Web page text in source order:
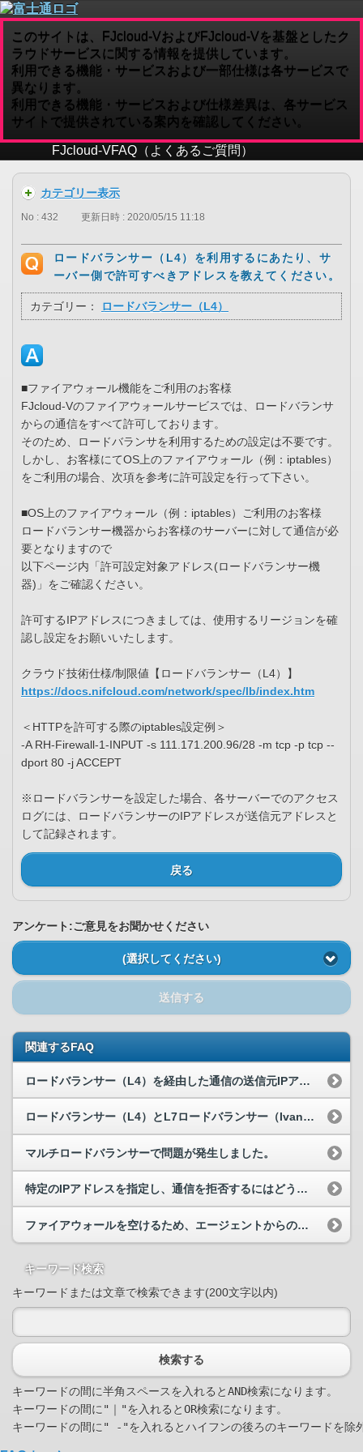
このサイトは、FJcloud-VおよびFJcloud-Vを基盤としたク
ラウドサービスに関する情報を提供しています。
利用できる機能・サービスおよび一部仕様は各サービスで
異なります。
利用できる機能・サービスおよび仕様差異は、各サービス
サイトで提供されている案内を確認してください。
FJcloud-VFAQ（よくあるご質問）
カテゴリー表示
No : 432 更新日時 : 2020/05/15 11:18
ロードバランサー（L4）を利用するにあたり、サ
ーバー側で許可すべきアドレスを教えてください。
カテゴリー： ロードバランサー（L4）
■ファイアウォール機能をご利用のお客様
FJcloud-Vのファイアウォールサービスでは、ロードバランサ
からの通信をすべて許可しております。
そのため、ロードバランサを利用するための設定は不要です。
しかし、お客様にてOS上のファイアウォール（例：iptables）
をご利用の場合、次項を参考に許可設定を行って下さい。
■OS上のファイアウォール（例：iptables）ご利用のお客様
ロードバランサー機器からお客様のサーバーに対して通信が必
要となりますので
以下ページ内「許可設定対象アドレス(ロードバランサー機
器)」をご確認ください。
許可するIPアドレスにつきましては、使用するリージョンを確
認し設定をお願いいたします。
クラウド技術仕様/制限値【ロードバランサー（L4）】
https://docs.nifcloud.com/network/spec/lb/index.htm
＜HTTPを許可する際のiptables設定例＞
-A RH-Firewall-1-INPUT -s 111.171.200.96/28 -m tcp -p tcp --
dport 80 -j ACCEPT
※ロードバランサーを設定した場合、各サーバーでのアクセス
ログには、ロードバランサーのIPアドレスが送信元アドレスと
して記録されます。
戻る
アンケート:ご意見をお聞かせください
(選択してください)
送信する
関連するFAQ
ロードバランサー（L4）を経由した通信の送信元IPアドレスはどうなるか。
ロードバランサー（L4）とL7ロードバランサー（Ivanti Virtual Traffic Manager）の違いを教えてください
マルチロードバランサーで問題が発生しました。
特定のIPアドレスを指定し、通信を拒否するにはどうしたらよいですか。
ファイアウォールを空けるため、エージェントからの通信先を教えてください。
キーワード検索
キーワードまたは文章で検索できます(200文字以内)
検索する
キーワードの間に半角スペースを入れるとAND検索になります。
キーワードの間に"｜"を入れるとOR検索になります。